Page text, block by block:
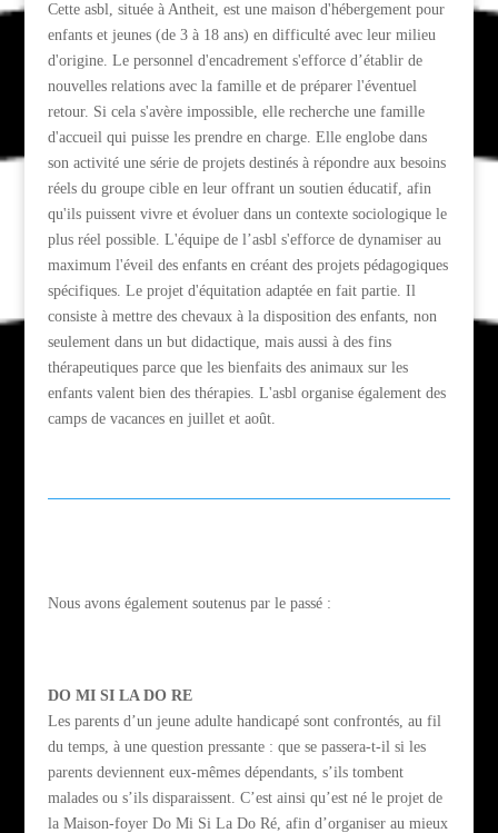
Cette asbl, située à Antheit, est une maison d'hébergement pour
enfants et jeunes (de 3 à 18 ans) en difficulté avec leur milieu
d'origine. Le personnel d'encadrement s'efforce d’établir de
nouvelles relations avec la famille et de préparer l'éventuel
retour. Si cela s'avère impossible, elle recherche une famille
d'accueil qui puisse les prendre en charge. Elle englobe dans
son activité une série de projets destinés à répondre aux besoins
réels du groupe cible en leur offrant un soutien éducatif, afin
qu'ils puissent vivre et évoluer dans un contexte sociologique le
plus réel possible. L'équipe de l’asbl s'efforce de dynamiser au
maximum l'éveil des enfants en créant des projets pédagogiques
spécifiques. Le projet d'équitation adaptée en fait partie. Il
consiste à mettre des chevaux à la disposition des enfants, non
seulement dans un but didactique, mais aussi à des fins
thérapeutiques parce que les bienfaits des animaux sur les
enfants valent bien des thérapies. L'asbl organise également des
camps de vacances en juillet et août.
Nous avons également soutenus par le passé :
DO MI SI LA DO RE
Les parents d’un jeune adulte handicapé sont confrontés, au fil
du temps, à une question pressante : que se passera-t-il si les
parents deviennent eux-mêmes dépendants, s’ils tombent
malades ou s’ils disparaissent. C’est ainsi qu’est né le projet de
la Maison-foyer Do Mi Si La Do Ré, afin d’organiser au mieux